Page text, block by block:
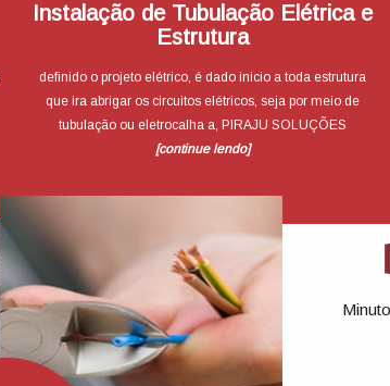
Instalação de Tubulação Elétrica e
Estrutura
definido o projeto elétrico, é dado inicio a toda estrutura
que ira abrigar os circuitos elétricos, seja por meio de
tubulação ou eletrocalha a, PIRAJU SOLUÇÕES
[continue lendo]